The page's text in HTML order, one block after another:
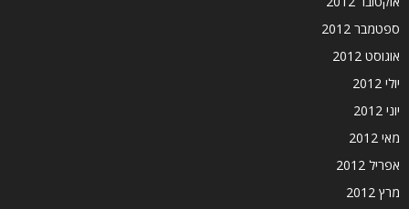
ספטמבר 2012
אוגוסט 2012
יולי 2012
יוני 2012
מאי 2012
אפריל 2012
מרץ 2012